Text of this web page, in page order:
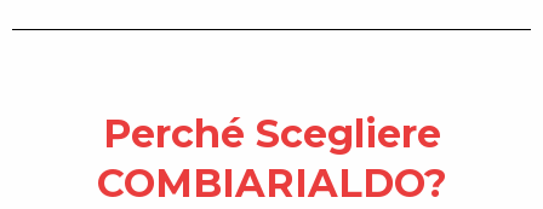
Perché Scegliere
COMBIARIALDO?